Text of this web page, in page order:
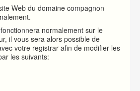
Web du domaine compagnon
normalement sur le
il vous sera alors possible de
votre registrar afin de modifier les
les suivants: